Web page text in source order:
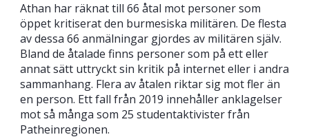
Athan har räknat till 66 åtal mot personer som
öppet kritiserat den burmesiska militären. De flesta
av dessa 66 anmälningar gjordes av militären själv.
Bland de åtalade finns personer som på ett eller
annat sätt uttryckt sin kritik på internet eller i andra
sammanhang. Flera av åtalen riktar sig mot fler än
en person. Ett fall från 2019 innehåller anklagelser
mot så många som 25 studentaktivister från
Patheinregionen.